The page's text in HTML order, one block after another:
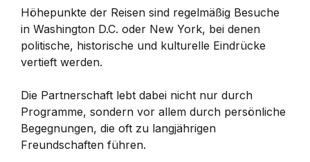
Höhepunkte der Reisen sind regelmäßig Besuche
in Washington D.C. oder New York, bei denen
politische, historische und kulturelle Eindrücke
vertieft werden.
Die Partnerschaft lebt dabei nicht nur durch
Programme, sondern vor allem durch persönliche
Begegnungen, die oft zu langjährigen
Freundschaften führen.